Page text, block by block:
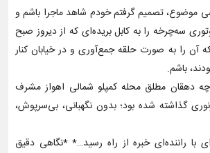
موضوع، تصمیم گرفتم خودم شاهد ماجرا باشم و
سه‌چرخه را به کابل بریده‌ای که از دیروز صبح
آن را به صورت حلقه جمع‌آوری و در خیابان کنار
باشم.
دهقان مطلق محله کمپلو شمالی اهواز مشرف
گذاشته شده بود؛ بدون نگهبانی، بی‌سرپوش،
با راننده‌ای خبره از راه رسید…* *نگاهی دقیق